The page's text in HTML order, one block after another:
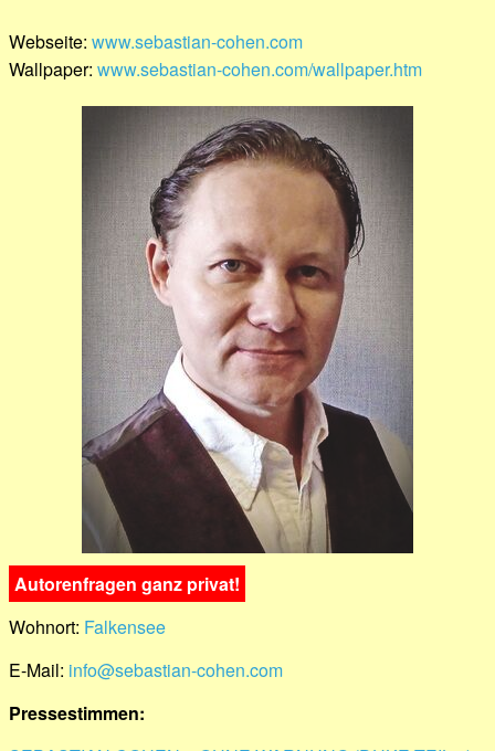
Autorenfragen ganz privat!
Wohnort: Falkensee
E-Mail: info@sebastian-cohen.com
Pressestimmen:
Webseite: www.sebastian-cohen.com
Wallpaper: www.sebastian-cohen.com/wallpaper.htm